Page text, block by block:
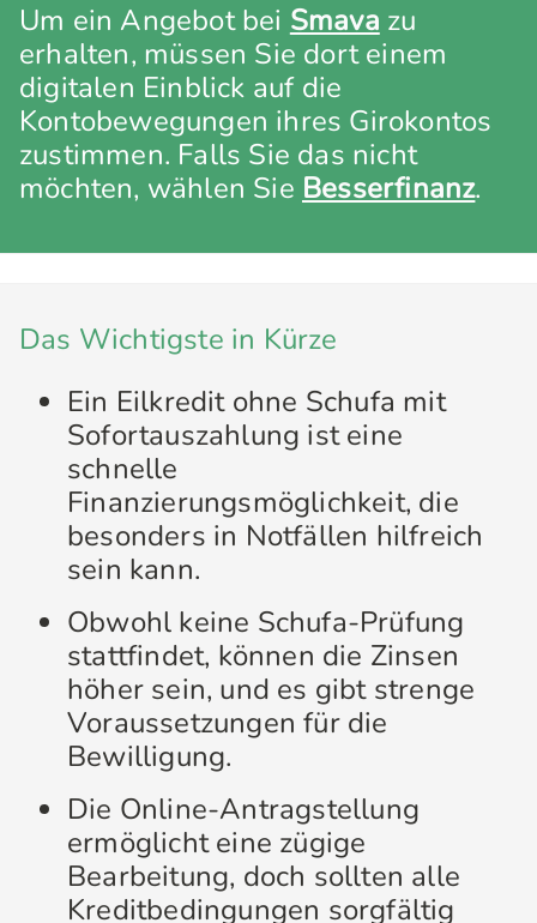
Um ein Angebot bei Smava zu
erhalten, müssen Sie dort einem
digitalen Einblick auf die
Kontobewegungen ihres Girokontos
zustimmen. Falls Sie das nicht
möchten, wählen Sie Besserfinanz.
Das Wichtigste in Kürze
Ein Eilkredit ohne Schufa mit
Sofortauszahlung ist eine
schnelle
Finanzierungsmöglichkeit, die
besonders in Notfällen hilfreich
sein kann.
Obwohl keine Schufa-Prüfung
stattfindet, können die Zinsen
höher sein, und es gibt strenge
Voraussetzungen für die
Bewilligung.
Die Online-Antragstellung
ermöglicht eine zügige
Bearbeitung, doch sollten alle
Kreditbedingungen sorgfältig